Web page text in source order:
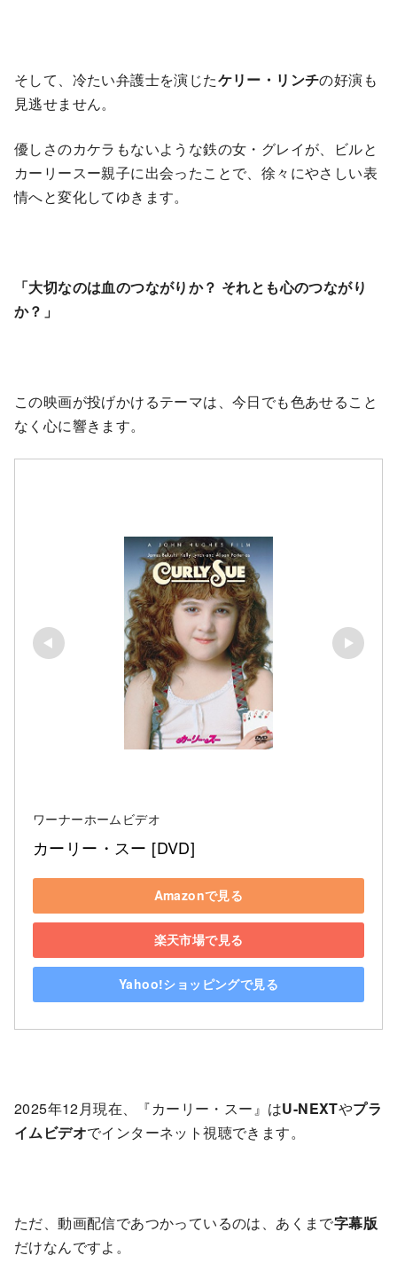
そして、冷たい弁護士を演じたケリー・リンチの好演も
見逃せません。
優しさのカケラもないような鉄の女・グレイが、ビルと
カーリースー親子に出会ったことで、徐々にやさしい表
情へと変化してゆきます。
「大切なのは血のつながりか？ それとも心のつながり
か？」
この映画が投げかけるテーマは、今日でも色あせること
なく心に響きます。
ワーナーホームビデオ
カーリー・スー [DVD]
Amazonで見る
楽天市場で見る
Yahoo!ショッピングで見る
2025年12月現在、『カーリー・スー』はU-NEXTやプラ
イムビデオでインターネット視聴できます。
ただ、動画配信であつかっているのは、あくまで字幕版
だけなんですよ。